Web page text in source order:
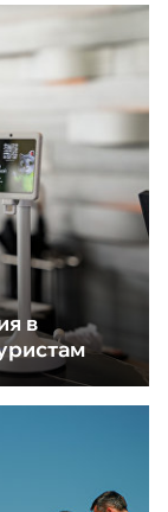
в